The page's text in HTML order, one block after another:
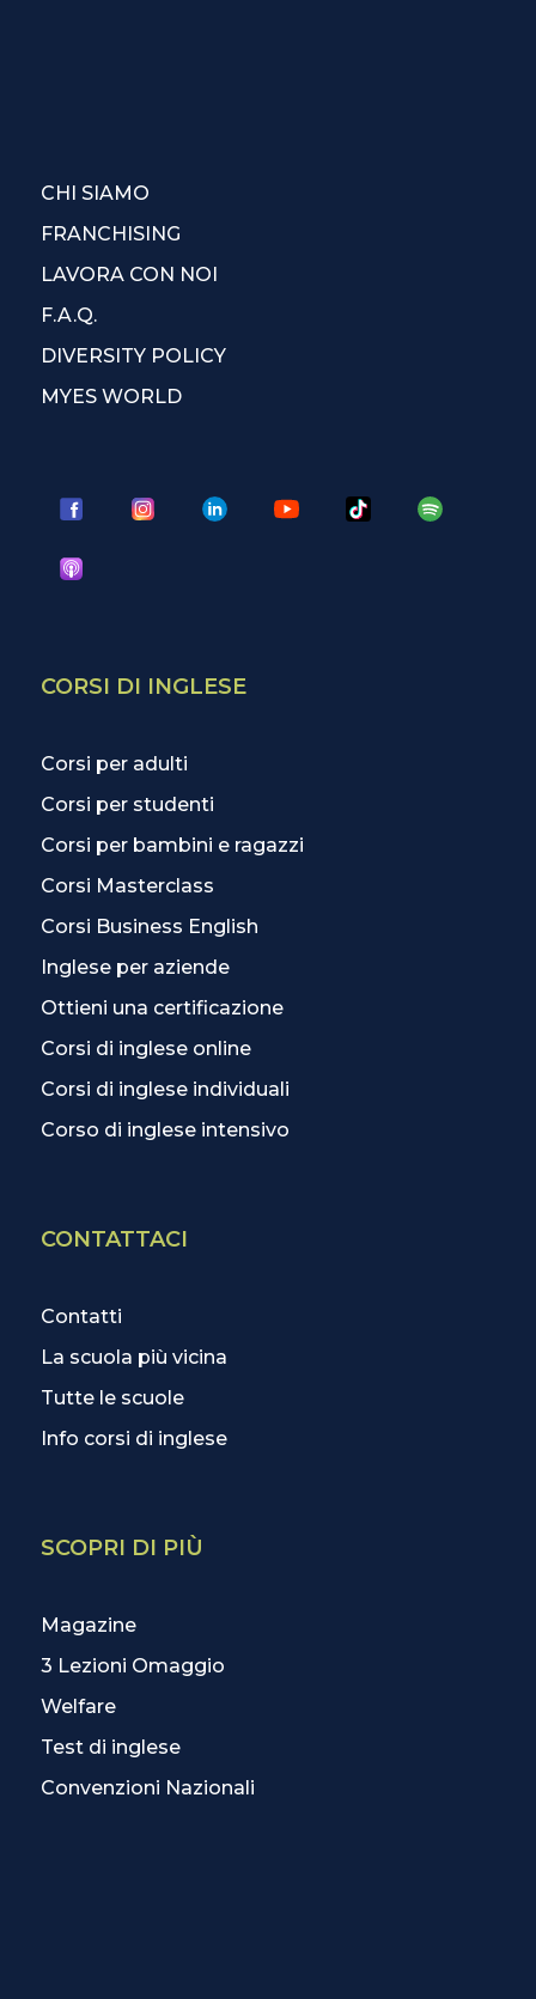
CHI SIAMO
FRANCHISING
LAVORA CON NOI
F.A.Q.
DIVERSITY POLICY
MYES WORLD
CORSI DI INGLESE
Corsi per adulti
Corsi per studenti
Corsi per bambini e ragazzi
Corsi Masterclass
Corsi Business English
Inglese per aziende
Ottieni una certificazione
Corsi di inglese online
Corsi di inglese individuali
Corso di inglese intensivo
CONTATTACI
Contatti
La scuola più vicina
Tutte le scuole
Info corsi di inglese
SCOPRI DI PIÙ
Magazine
3 Lezioni Omaggio
Welfare
Test di inglese
Convenzioni Nazionali